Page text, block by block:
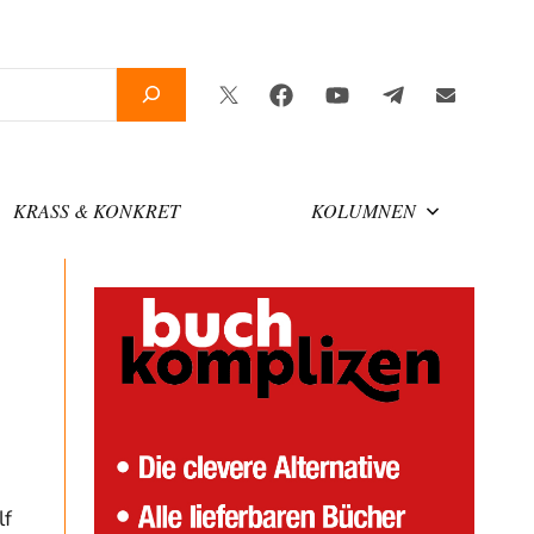
TwitterFacebookYouTubeTelegramNewsletter
KRASS & KONKRET KOLUMNEN